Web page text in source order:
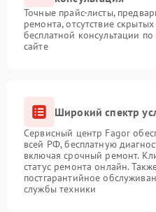
Точные прайс-листы,
ремонта, отсутствие
бесплатной консультации
сайте
Широкий спектр
Сервисный центр Fagor
всей РФ, бесплатную
включая срочный ремонт.
статус ремонта онлайн.
постгарантийное
службы техники